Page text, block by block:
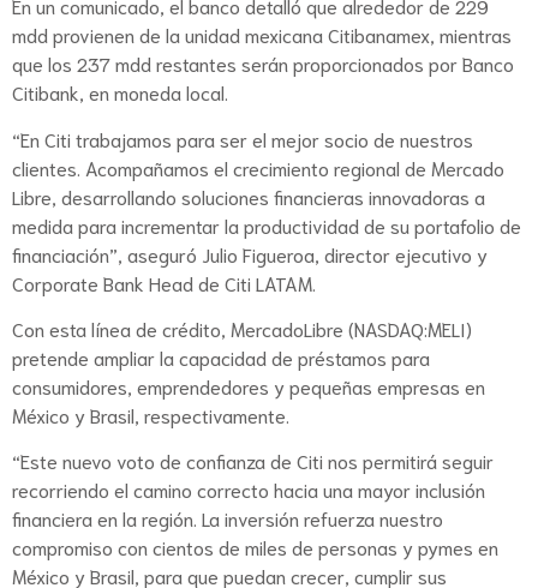
En un comunicado, el banco detalló que alrededor de 229
mdd provienen de la unidad mexicana Citibanamex, mientras
que los 237 mdd restantes serán proporcionados por Banco
Citibank, en moneda local.
“En Citi trabajamos para ser el mejor socio de nuestros
clientes. Acompañamos el crecimiento regional de Mercado
Libre, desarrollando soluciones financieras innovadoras a
medida para incrementar la productividad de su portafolio de
financiación”, aseguró Julio Figueroa, director ejecutivo y
Corporate Bank Head de Citi LATAM.
Con esta línea de crédito, MercadoLibre (NASDAQ:MELI)
pretende ampliar la capacidad de préstamos para
consumidores, emprendedores y pequeñas empresas en
México y Brasil, respectivamente.
“Este nuevo voto de confianza de Citi nos permitirá seguir
recorriendo el camino correcto hacia una mayor inclusión
financiera en la región. La inversión refuerza nuestro
compromiso con cientos de miles de personas y pymes en
México y Brasil, para que puedan crecer, cumplir sus